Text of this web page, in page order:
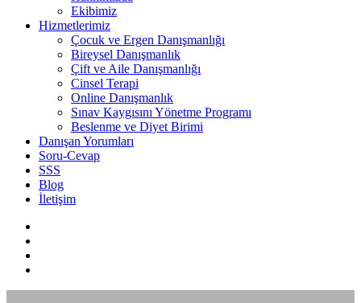
Ekibimiz
Hizmetlerimiz
Çocuk ve Ergen Danışmanlığı
Bireysel Danışmanlık
Çift ve Aile Danışmanlığı
Cinsel Terapi
Online Danışmanlık
Sınav Kaygısını Yönetme Programı
Beslenme ve Diyet Birimi
Danışan Yorumları
Soru-Cevap
SSS
Blog
İletişim